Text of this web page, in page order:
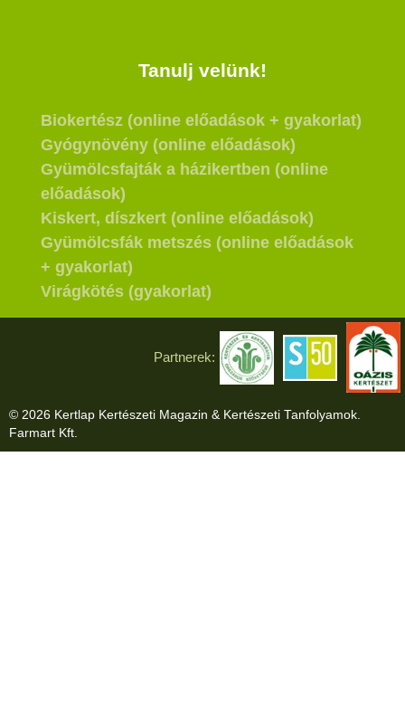
Tanulj velünk!
Biokertész (online előadások + gyakorlat)
Gyógynövény (online előadások)
Gyümölcsfajták a házikertben (online
előadások)
Kiskert, díszkert (online előadások)
Gyümölcsfák metszés (online előadások
+ gyakorlat)
Virágkötés (gyakorlat)
Partnerek:
© 2026 Kertlap Kertészeti Magazin & Kertészeti Tanfolyamok.
Farmart Kft.